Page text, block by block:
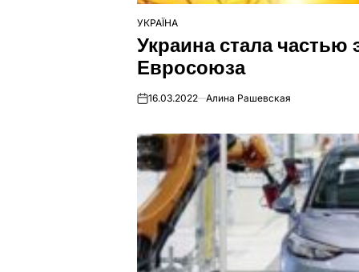
ОПУБЛІКУВАТИ
У
УКРАЇНА
Украина стала частью
Евросоюза
on16.03.2022 Алина Рашевская